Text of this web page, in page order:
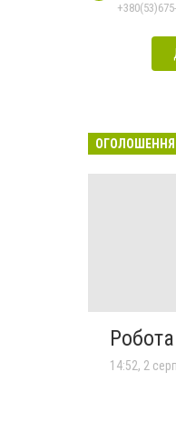
ОГОЛОШЕННЯ
14:52, 2